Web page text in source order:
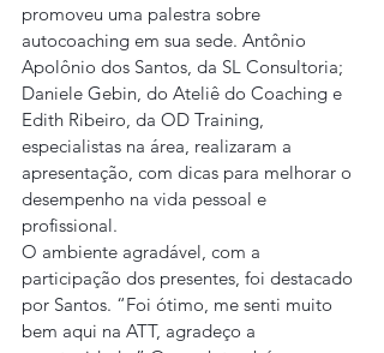
promoveu uma palestra sobre
autocoaching em sua sede. Antônio
Apolônio dos Santos, da SL Consultoria;
Daniele Gebin, do Ateliê do Coaching e
Edith Ribeiro, da OD Training,
especialistas na área, realizaram a
apresentação, com dicas para melhorar o
desempenho na vida pessoal e
profissional.
O ambiente agradável, com a
participação dos presentes, foi destacado
por Santos. “Foi ótimo, me senti muito
bem aqui na ATT, agradeço a